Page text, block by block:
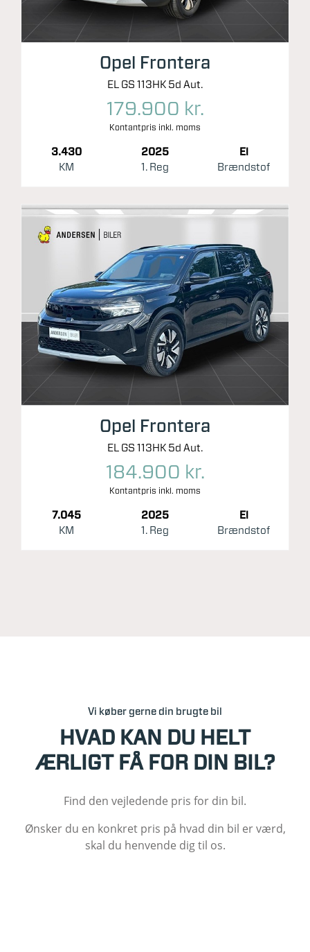
Opel Frontera
EL GS 113HK 5d Aut.
179.900 kr.
Kontantpris inkl. moms
3.430
KM
2025
1. Reg
El
Brændstof
Opel Frontera
EL GS 113HK 5d Aut.
184.900 kr.
Kontantpris inkl. moms
7.045
KM
2025
1. Reg
El
Brændstof
Vi køber gerne din brugte bil
HVAD KAN DU HELT
ÆRLIGT FÅ FOR DIN BIL?
Find den vejledende pris for din bil.
Ønsker du en konkret pris på hvad din bil er værd,
skal du henvende dig til os.